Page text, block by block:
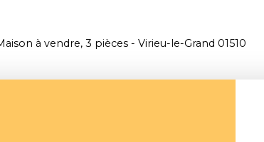
à vendre, 3 pièces - Virieu-le-Grand 01510